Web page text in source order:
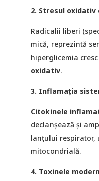
2. Stresul oxidativ
Radicalii liberi
mică, reprezintă
hiperglicemia
oxidativ.
3. Inflamația
Citokinele
declanșează și
lanțului respirator,
mitocondrială.
4. Toxinele